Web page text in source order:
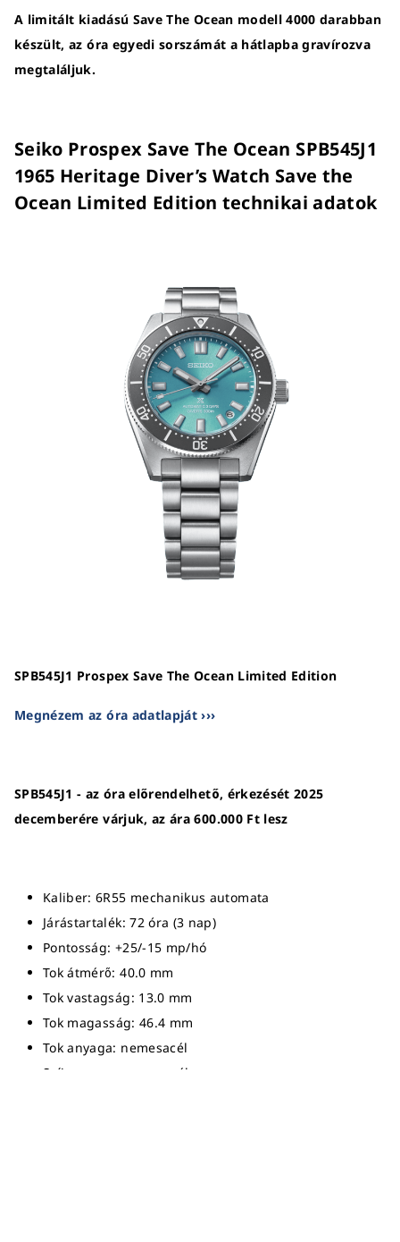
A limitált kiadású Save The Ocean modell 4000 darabban
készült, az óra egyedi sorszámát a hátlapba gravírozva
megtaláljuk.
Seiko Prospex Save The Ocean SPB545J1
1965 Heritage Diver’s Watch Save the
Ocean Limited Edition technikai adatok
SPB545J1 Prospex Save The Ocean Limited Edition
Megnézem az óra adatlapját ›››
SPB545J1 - az óra előrendelhető, érkezését 2025
decemberére várjuk, az ára 600.000 Ft lesz
Kaliber: 6R55 mechanikus automata
Járástartalék: 72 óra (3 nap)
Pontosság: +25/-15 mp/hó
Tok átmérő: 40.0 mm
Tok vastagság: 13.0 mm
Tok magasság: 46.4 mm
Tok anyaga: nemesacél
Szíj anyaga: nemesacél